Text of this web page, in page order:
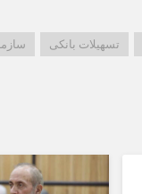
تسهیلات بانکی